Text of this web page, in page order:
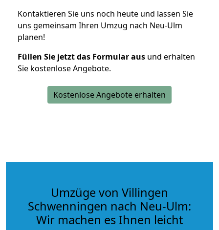
Kontaktieren Sie uns noch heute und lassen Sie
uns gemeinsam Ihren Umzug nach Neu-Ulm
planen!
Füllen Sie jetzt das Formular aus und erhalten
Sie kostenlose Angebote.
Kostenlose Angebote erhalten
Umzüge von Villingen
Schwenningen nach Neu-Ulm:
Wir machen es Ihnen leicht